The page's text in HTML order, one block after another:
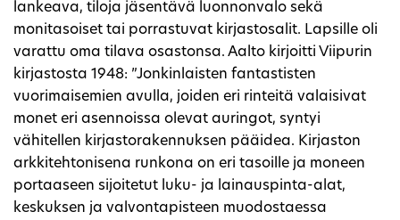
lankeava, tiloja jäsentävä luonnonvalo sekä
monitasoiset tai porrastuvat kirjastosalit. Lapsille oli
varattu oma tilava osastonsa. Aalto kirjoitti Viipurin
kirjastosta 1948: ”Jonkinlaisten fantastisten
vuorimaisemien avulla, joiden eri rinteitä valaisivat
monet eri asennoissa olevat auringot, syntyi
vähitellen kirjastorakennuksen pääidea. Kirjaston
arkkitehtonisena runkona on eri tasoille ja moneen
portaaseen sijoitetut luku- ja lainauspinta-alat,
keskuksen ja valvontapisteen muodostaessa